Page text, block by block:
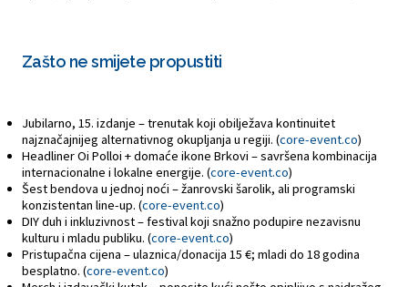
Zašto ne smijete propustiti
Jubilarno, 15. izdanje – trenutak koji obilježava kontinuitet
najznačajnijeg alternativnog okupljanja u regiji. (core-event.co)
Headliner Oi Polloi + domaće ikone Brkovi – savršena kombinacija
internacionalne i lokalne energije. (core-event.co)
Šest bendova u jednoj noći – žanrovski šarolik, ali programski
konzistentan line-up. (core-event.co)
DIY duh i inkluzivnost – festival koji snažno podupire nezavisnu
kulturu i mladu publiku. (core-event.co)
Pristupačna cijena – ulaznica/donacija 15 €; mladi do 18 godina
besplatno. (core-event.co)